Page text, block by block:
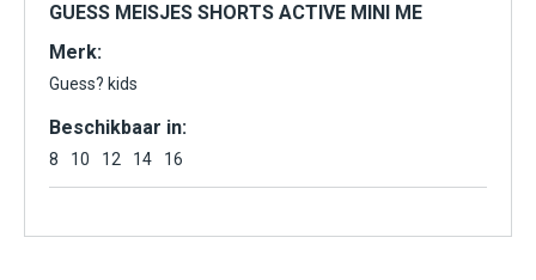
GUESS MEISJES SHORTS ACTIVE MINI ME
Merk:
Guess? kids
Beschikbaar in:
8 10 12 14 16